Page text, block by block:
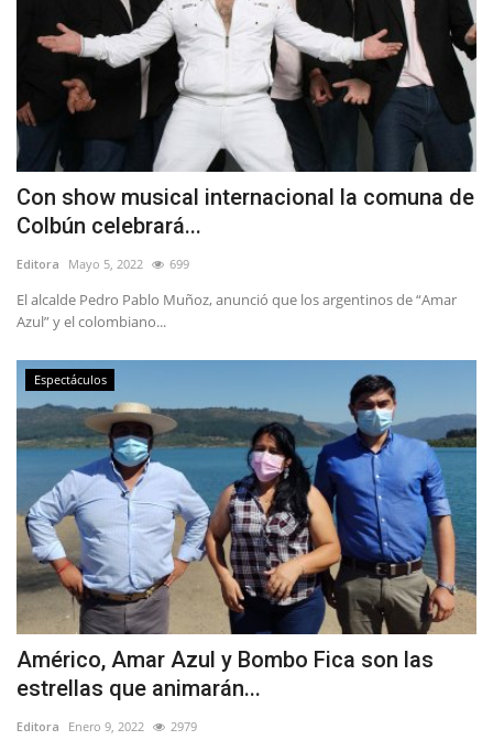
Con show musical internacional la comuna de
Colbún celebrará...
Editora Mayo 5, 2022 699
El alcalde Pedro Pablo Muñoz, anunció que los argentinos de “Amar
Azul” y el colombiano...
Espectáculos
Américo, Amar Azul y Bombo Fica son las
estrellas que animarán...
Editora Enero 9, 2022 2979